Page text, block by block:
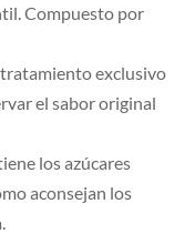
Compuesto por
exclusivo
el sabor original
los azúcares
aconsejan los